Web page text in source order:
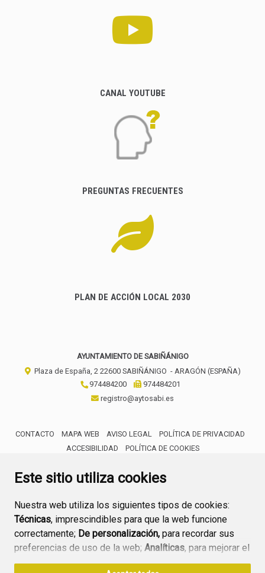
Este sitio utiliza cookies
Nuestra web utiliza los siguientes tipos de cookies:
Técnicas, imprescindibles para que la web funcione
correctamente; De personalización, para recordar sus
preferencias de uso de la web; Analíticas, para mejorar el
funcionamiento de la web y sus servicios.
CANAL YOUTUBE
PREGUNTAS FRECUENTES
PLAN DE ACCIÓN LOCAL 2030
AYUNTAMIENTO DE SABIÑÁNIGO
Plaza de España, 2 22600 SABIÑÁNIGO - ARAGÓN (ESPAÑA)
974484200
974484201
registro@aytosabi.es
CONTACTO MAPA WEB AVISO LEGAL
POLÍTICA DE PRIVACIDAD
ACCESIBILIDAD
POLÍTICA DE COOKIES